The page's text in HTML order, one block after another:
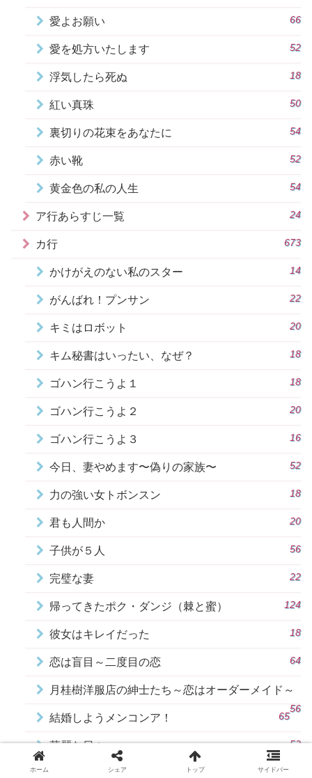
愛よお願い 66
愛を処方いたします 52
浮気したら死ぬ 18
紅い真珠 50
裏切りの花束をあなたに 54
赤い靴 52
黄金色の私の人生 54
ア行あらすじ一覧 24
カ行 673
かけがえのない私のスター 14
がんばれ！プンサン 22
キミはロボット 20
キム秘書はいったい、なぜ？ 18
ゴハン行こうよ１ 18
ゴハン行こうよ２ 20
ゴハン行こうよ３ 16
今日、妻やめます〜偽りの家族〜 52
力の強い女トボンスン 18
君も人間か 20
子供が５人 56
完璧な妻 22
帰ってきたポク・ダンジ（棘と蜜） 124
彼女はキレイだった 18
恋は盲目～二度目の恋 64
月桂樹洋服店の紳士たち～恋はオーダーメイド～
56
結婚しようメンコンア！ 65
華麗な日々 52
記憶～愛する人へ～
ホーム シェア トップ サイドバー